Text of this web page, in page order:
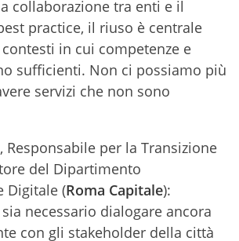
collaborazione tra enti e il
practice, il riuso è centrale
in cui competenze e
sufficienti. Non ci possiamo più
servizi che non sono
, Responsabile per la Transizione
del Dipartimento
Digitale (Roma Capitale):
necessario dialogare ancora
con gli stakeholder della città